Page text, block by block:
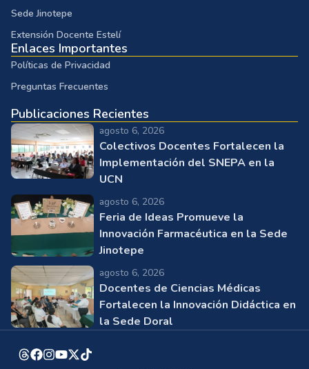
Sede Jinotepe
Extensión Docente Estelí
Enlaces Importantes
Políticas de Privacidad
Preguntas Frecuentes
Publicaciones Recientes
agosto 6, 2026
Colectivos Docentes Fortalecen la
Implementación del SNEPA en la
UCN
agosto 6, 2026
Feria de Ideas Promueve la
Innovación Farmacéutica en la Sede
Jinotepe
agosto 6, 2026
Docentes de Ciencias Médicas
Fortalecen la Innovación Didáctica en
la Sede Doral